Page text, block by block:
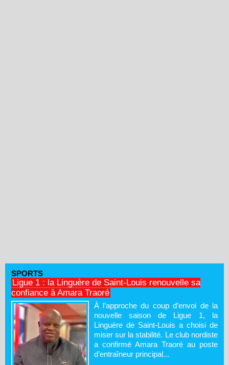
SPORTS
Ligue 1 : la Linguère de Saint-Louis renouvelle sa
confiance à Amara Traoré
À l’approche du coup d’envoi de la
nouvelle saison de Ligue 1, la
Linguère de Saint-Louis a choisi de
miser sur la stabilité. Le club nordiste
a confirmé Amara Traoré au poste
d’entraîneur principal...